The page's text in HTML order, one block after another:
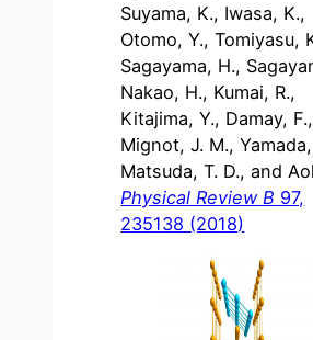
Suyama, K., Iwasa, K.,
Otomo, Y., Tomiyasu,
Sagayama, H.,
Nakao, H., Kumai, R.,
Kitajima, Y., Damay, F.,
Mignot, J. M.,
Matsuda, T. D., and
Physical Review B 97,
235138 (2018)